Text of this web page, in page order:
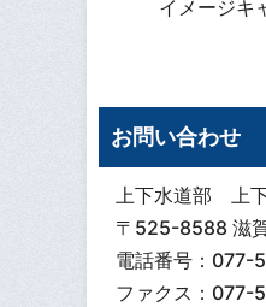
イメージキャ
お問い合わせ
上下水道部 上
〒525-8588 滋
電話番号：077-
ファクス：077-